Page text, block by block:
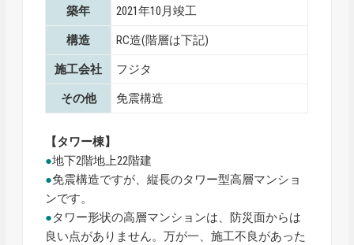
築年 2021年10月竣工
構造 RC造(階層は下記)
施工会社 フジタ
その他 免震構造
【タワー棟】
●地下2階地上22階建
●免震構造ですが、縦長のタワー型高層マンショ
ンです。
●タワー形状の高層マンションは、防災面からは
良い点がありません。万が一、施工不良があった